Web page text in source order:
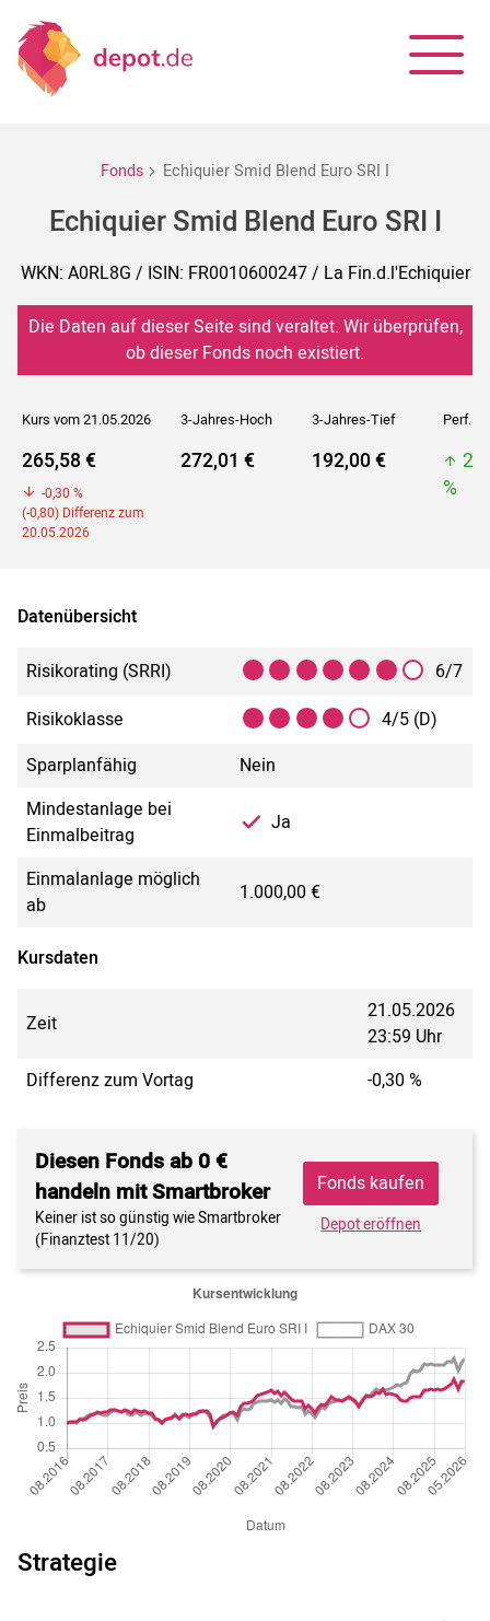
Fonds Echiquier Smid Blend Euro SRI I
Echiquier Smid Blend Euro SRI I
WKN: A0RL8G / ISIN: FR0010600247 / La Fin.d.l'Echiquier
Die Daten auf dieser Seite sind veraltet. Wir überprüfen,
ob dieser Fonds noch existiert.
Kurs vom 21.05.2026 3-Jahres-Hoch 3-Jahres-Tief Perf. 5J
265,58 €
-0,30 %
(-0,80) Differenz zum
20.05.2026
272,01 € 192,00 €
%
Datenübersicht
Risikorating (SRRI)
6/7
Risikoklasse
4/5 (D)
Sparplanfähig
Nein
Mindestanlage bei
Einmalbeitrag
Ja
Einmalanlage möglich
ab
1.000,00 €
Kursdaten
Zeit
21.05.2026
23:59 Uhr
Differenz zum Vortag
-0,30 %
Diesen Fonds ab 0 €
handeln mit Smartbroker
Keiner ist so günstig wie Smartbroker
(Finanztest 11/20)
Fonds kaufen
Depot eröffnen
Strategie